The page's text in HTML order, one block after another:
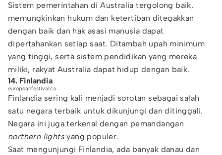
Sistem pemerintahan di Australia tergolong baik,
memungkinkan hukum dan ketertiban ditegakkan
dengan baik dan hak asasi manusia dapat
dipertahankan setiap saat. Ditambah upah minimum
yang tinggi, serta sistem pendidikan yang mereka
miliki, rakyat Australia dapat hidup dengan baik.
14. Finlandia
europeanfestival.ca
Finlandia sering kali menjadi sorotan sebagai salah
satu negara terbaik untuk dikunjungi dan ditinggali.
Negara ini juga terkenal dengan pemandangan
northern lightsyang populer.
Saat mengunjungi Finlandia, ada banyak danau dan